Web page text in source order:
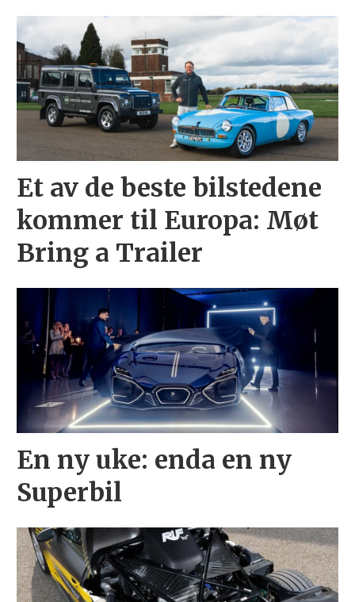
Et av de beste bilstedene
kommer til Europa: Møt
Bring a Trailer
En ny uke: enda en ny
Superbil